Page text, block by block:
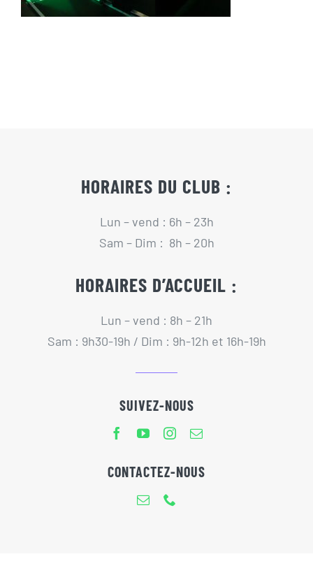
Actualités
HORAIRES DU CLUB :
Lun – vend : 6h – 23h
Sam – Dim : 8h – 20h
HORAIRES D’ACCUEIL :
Lun – vend : 8h – 21h
Sam : 9h30-19h / Dim : 9h-12h et 16h-19h
SUIVEZ-NOUS
CONTACTEZ-NOUS